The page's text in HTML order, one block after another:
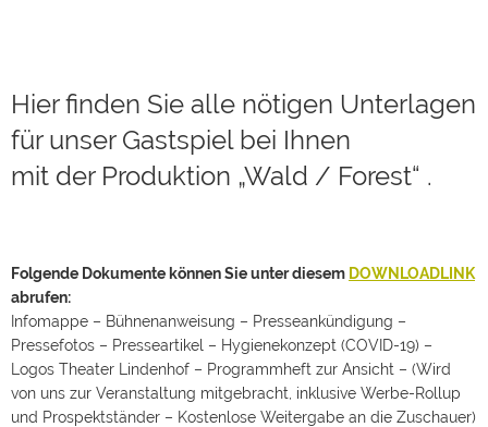
Hier finden Sie alle nötigen Unterlagen
für unser Gastspiel bei Ihnen
mit der Produktion „Wald / Forest“ .
Folgende Dokumente können Sie unter diesem DOWNLOADLINK
abrufen:
Infomappe – Bühnenanweisung – Presseankündigung –
Pressefotos – Presseartikel – Hygienekonzept (COVID-19) –
Logos Theater Lindenhof – Programmheft zur Ansicht – (Wird
von uns zur Veranstaltung mitgebracht, inklusive Werbe-Rollup
und Prospektständer – Kostenlose Weitergabe an die Zuschauer)